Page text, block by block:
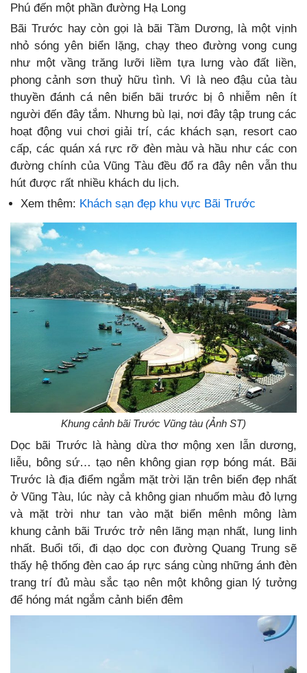
Phú đến một phần đường Hạ Long
Bãi Trước hay còn gọi là bãi Tầm Dương, là một vịnh
nhỏ sóng yên biển lặng, chạy theo đường vong cung
như một vầng trăng lưỡi liềm tựa lưng vào đất liền,
phong cảnh sơn thuỷ hữu tình. Vì là neo đậu của tàu
thuyền đánh cá nên biển bãi trước bị ô nhiễm nên ít
người đến đây tắm. Nhưng bù lại, nơi đây tập trung các
hoạt động vui chơi giải trí, các khách sạn, resort cao
cấp, các quán xá rực rỡ đèn màu và hầu như các con
đường chính của Vũng Tàu đều đổ ra đây nên vẫn thu
hút được rất nhiều khách du lịch.
Xem thêm: Khách sạn đẹp khu vực Bãi Trước
Khung cảnh bãi Trước Vũng tàu (Ảnh ST)
Dọc bãi Trước là hàng dừa thơ mộng xen lẫn dương,
liễu, bông sứ… tạo nên không gian rợp bóng mát. Bãi
Trước là địa điểm ngắm mặt trời lặn trên biển đẹp nhất
ở Vũng Tàu, lúc này cả không gian nhuốm màu đỏ lựng
và mặt trời như tan vào mặt biển mênh mông làm
khung cảnh bãi Trước trở nên lãng mạn nhất, lung linh
nhất. Buổi tối, đi dạo dọc con đường Quang Trung sẽ
thấy hệ thống đèn cao áp rực sáng cùng những ánh đèn
trang trí đủ màu sắc tạo nên một không gian lý tưởng
để hóng mát ngắm cảnh biển đêm